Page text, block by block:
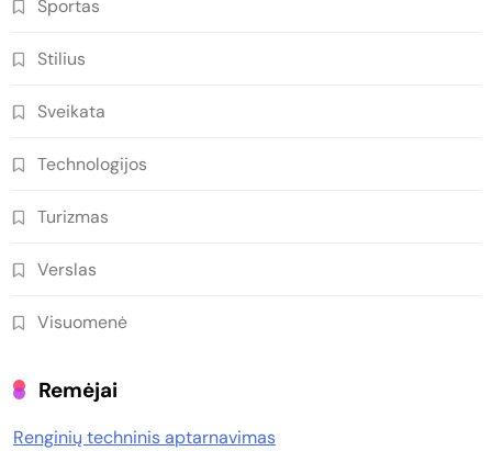
Sportas
Stilius
Sveikata
Technologijos
Turizmas
Verslas
Visuomenė
Remėjai
Renginių techninis aptarnavimas